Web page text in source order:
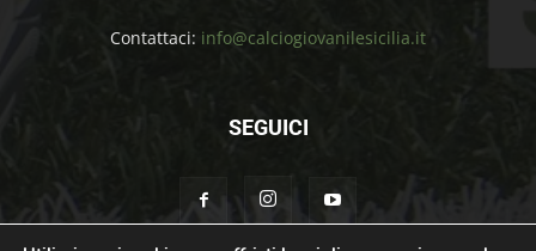
Contattaci: info@calciogiovanilesicilia.it
SEGUICI